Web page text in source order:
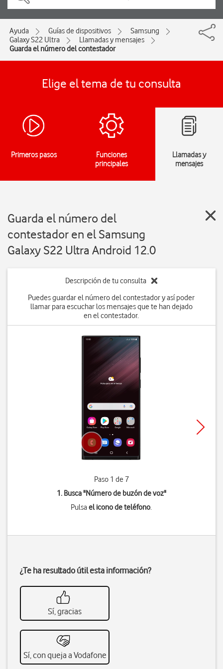
Ayuda Guías de dispositivos
Samsung
Galaxy S22 Ultra
Llamadas y mensajes
Guarda el número del contestador
Elige el tema de tu consulta
Primeros pasos
Funciones
principales
Llamadas y
mensajes
Guarda el número del
contestador en el Samsung
Galaxy S22 Ultra Android 12.0
Descripción de tu consulta
Puedes guardar el número del contestador y así poder
llamar para escuchar los mensajes que te han dejado
en el contestador.
Paso 1 de 7
1. Busca "Número de buzón de voz"
Pulsael icono de teléfono.
¿Te ha resultado útil esta información?
Sí, gracias
Sí, con queja a Vodafone